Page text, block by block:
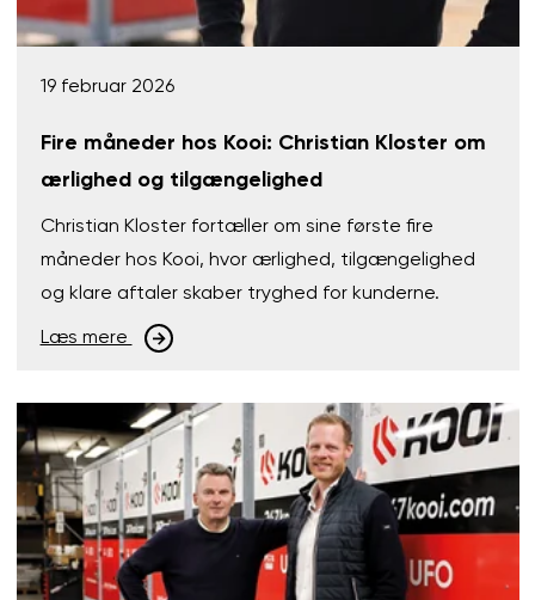
19 februar 2026
Fire måneder hos Kooi: Christian Kloster om
ærlighed og tilgængelighed
Christian Kloster fortæller om sine første fire
måneder hos Kooi, hvor ærlighed, tilgængelighed
og klare aftaler skaber tryghed for kunderne.
Læs mere